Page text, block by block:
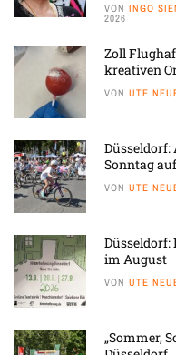
VON INGO
2026
Zoll
kreativen
VON UTE
Düsseldorf:
Sonntag
VON UTE
im August
VON UTE
„Sommer,